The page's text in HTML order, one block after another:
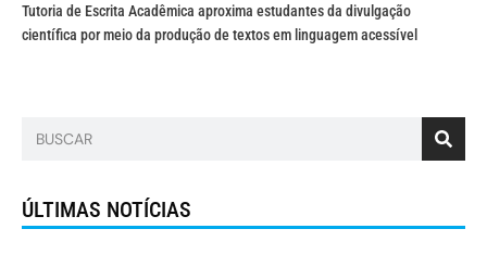
Tutoria de Escrita Acadêmica aproxima estudantes da divulgação
científica por meio da produção de textos em linguagem acessível
ÚLTIMAS NOTÍCIAS